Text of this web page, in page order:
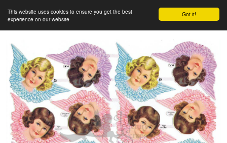
Got it!
This website uses cookies to ensure you get the best
experience on our website